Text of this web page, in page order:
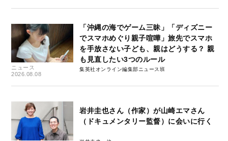
ニュース
2026.08.08
「沖縄の海でゲーム三昧」「ディズニー
でスマホめぐり親子喧嘩」旅先でスマホ
を手放さない子ども、親はどうする？ 親
も見直したい3つのルール
集英社オンライン編集部ニュース班
岩井圭也さん（作家）が山崎エマさん
（ドキュメンタリー監督）に会いに行く